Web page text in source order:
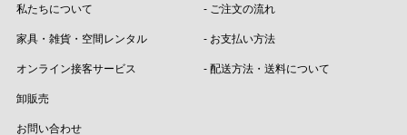
私たちについて
家具・雑貨・空間レンタル
オンライン接客サービス
卸販売
- ご注文の流れ
- お支払い方法
- 配送方法・送料について
お問い合わせ